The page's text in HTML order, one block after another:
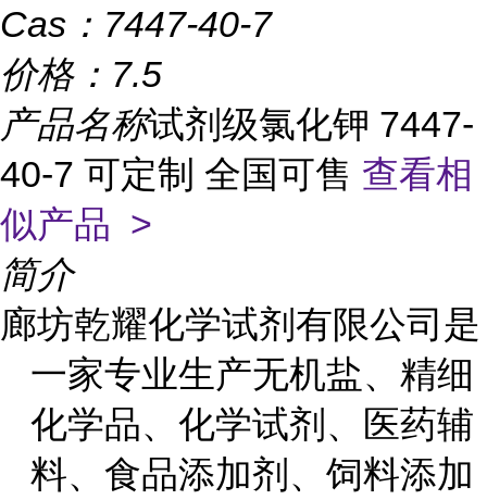
Cas： 7447-40-7
价格： 7.5
产品名称试剂级氯化钾 7447-
40-7 可定制 全国可售 查看相
似产品 >
简介
廊坊乾耀化学试剂有限公司是
一家专业生产无机盐、精细
化学品、化学试剂、医药辅
料、食品添加剂、饲料添加